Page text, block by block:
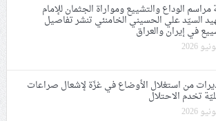
مراسم الوداع والتشييع ومواراة الجثمان للإمام
السيّد علي الحسيني الخامنئي تنشر تفاصيل
في إيران والعراق
من استغلال الأوضاع في غزّة لإشعال صراعات
تخدم الاحتلال